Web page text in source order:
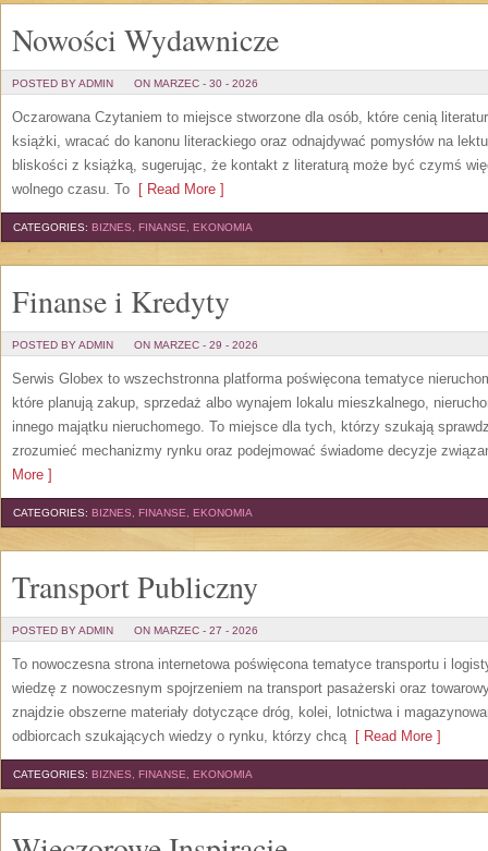
Nowości Wydawnicze
POSTED BY ADMIN ON MARZEC - 30 - 2026
Oczarowana Czytaniem to miejsce stworzone dla osób, które cenią
książki, wracać do kanonu literackiego oraz odnajdywać pomysłów na
bliskości z książką, sugerując, że kontakt z literaturą może być czymś
wolnego czasu. To [ Read More ]
CATEGORIES: BIZNES, FINANSE, EKONOMIA
Finanse i Kredyty
POSTED BY ADMIN ON MARZEC - 29 - 2026
Serwis Globex to wszechstronna platforma poświęcona tematyce
które planują zakup, sprzedaż albo wynajem lokalu mieszkalnego,
innego majątku nieruchomego. To miejsce dla tych, którzy szukają
zrozumieć mechanizmy rynku oraz podejmować świadome decyzje
More ]
CATEGORIES: BIZNES, FINANSE, EKONOMIA
Transport Publiczny
POSTED BY ADMIN ON MARZEC - 27 - 2026
To nowoczesna strona internetowa poświęcona tematyce transportu i
wiedzę z nowoczesnym spojrzeniem na transport pasażerski oraz
znajdzie obszerne materiały dotyczące dróg, kolei, lotnictwa i
odbiorcach szukających wiedzy o rynku, którzy chcą[ Read More ]
CATEGORIES: BIZNES, FINANSE, EKONOMIA